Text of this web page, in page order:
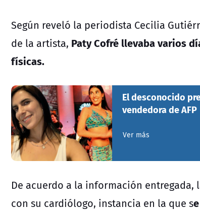
Según reveló la periodista Cecilia
de la artista, Paty Cofré llevaba varios
físicas.
El desconocido
vendedora de AFP
Ver más
De acuerdo a la información
con su cardiólogo, instancia en la que s